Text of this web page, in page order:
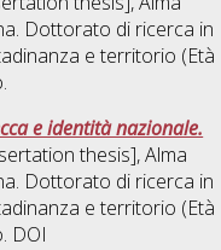
Dottorato di ricerca in
e territorio (Età
e identità nazionale.
thesis], Alma
Dottorato di ricerca in
e territorio (Età
DOI